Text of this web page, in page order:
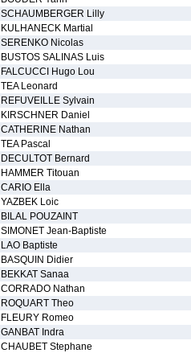
SCHAUMBERGER Lilly
KULHANECK Martial
SERENKO Nicolas
BUSTOS SALINAS Luis
FALCUCCI Hugo Lou
TEA Leonard
REFUVEILLE Sylvain
KIRSCHNER Daniel
CATHERINE Nathan
TEA Pascal
DECULTOT Bernard
HAMMER Titouan
CARIO Ella
YAZBEK Loic
BILAL POUZAINT
SIMONET Jean-Baptiste
LAO Baptiste
BASQUIN Didier
BEKKAT Sanaa
CORRADO Nathan
ROQUART Theo
FLEURY Romeo
GANBAT Indra
CHAUBET Stephane